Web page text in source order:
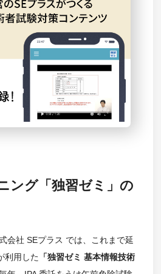
ング「独習ゼミ」の
会社 SEプラス では、これまで延
利用した 「独習ゼミ 基本情報技術